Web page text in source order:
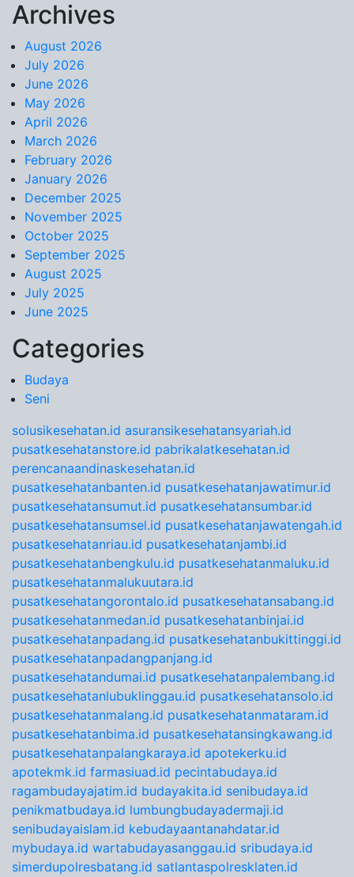
Skip to content
Archives
August 2026
July 2026
June 2026
May 2026
April 2026
March 2026
February 2026
January 2026
December 2025
November 2025
October 2025
September 2025
August 2025
July 2025
June 2025
Categories
Budaya
Seni
solusikesehatan.id asuransikesehatansyariah.id
pusatkesehatanstore.id pabrikalatkesehatan.id
perencanaandinaskesehatan.id
pusatkesehatanbanten.id pusatkesehatanjawatimur.id
pusatkesehatansumut.id pusatkesehatansumbar.id
pusatkesehatansumsel.id pusatkesehatanjawatengah.id
pusatkesehatanriau.id pusatkesehatanjambi.id
pusatkesehatanbengkulu.id pusatkesehatanmaluku.id
pusatkesehatanmalukuutara.id
pusatkesehatangorontalo.id pusatkesehatansabang.id
pusatkesehatanmedan.id pusatkesehatanbinjai.id
pusatkesehatanpadang.id pusatkesehatanbukittinggi.id
pusatkesehatanpadangpanjang.id
pusatkesehatandumai.id pusatkesehatanpalembang.id
pusatkesehatanlubuklinggau.id pusatkesehatansolo.id
pusatkesehatanmalang.id pusatkesehatanmataram.id
pusatkesehatanbima.id pusatkesehatansingkawang.id
pusatkesehatanpalangkaraya.id apotekerku.id
apotekmk.id farmasiuad.id pecintabudaya.id
ragambudayajatim.id budayakita.id senibudaya.id
penikmatbudaya.id lumbungbudayadermaji.id
senibudayaislam.id kebudayaantanahdatar.id
mybudaya.id wartabudayasanggau.id sribudaya.id
simerdupolresbatang.id satlantaspolresklaten.id